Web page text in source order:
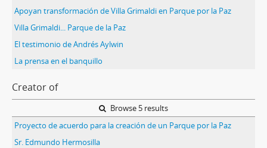
Apoyan transformación de Villa Grimaldi en Parque por la Paz
Villa Grimaldi... Parque de la Paz
El testimonio de Andrés Aylwin
La prensa en el banquillo
Creator of
Browse 5 results
Proyecto de acuerdo para la creación de un Parque por la Paz
Sr. Edmundo Hermosilla